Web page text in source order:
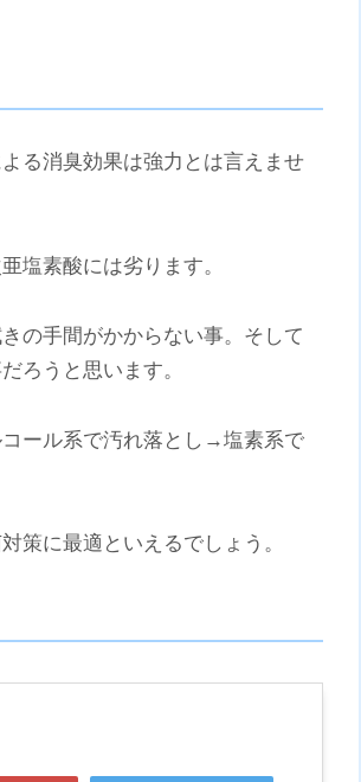
る消臭効果は強力とは言えませ
塩素酸には劣ります。
の手間がかからない事。そして
ろうと思います。
コール系で汚れ落とし→塩素系で
策に最適といえるでしょう。